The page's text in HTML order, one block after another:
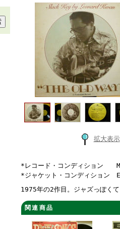
拡大表示
*レコード・コンディション
*ジャケット・コンディション
1975年の2作目。ジャズっぽく
関連商品